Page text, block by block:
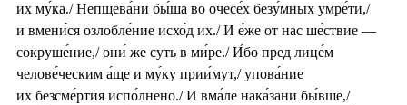
их му́ка./ Непщева́ни бы́ша во очесе́х безу́мных умре́ти,/
и вмени́ся озлобле́ние исхо́д их./ И е́же от нас ше́ствие —
сокруше́ние,/ они́ же суть в ми́ре./ И́бо пред лице́м
челове́ческим а́ще и му́ку прии́мут,/ упова́ние
их безсме́ртия испо́лнено./ И вма́ле нака́зани бы́вше,/